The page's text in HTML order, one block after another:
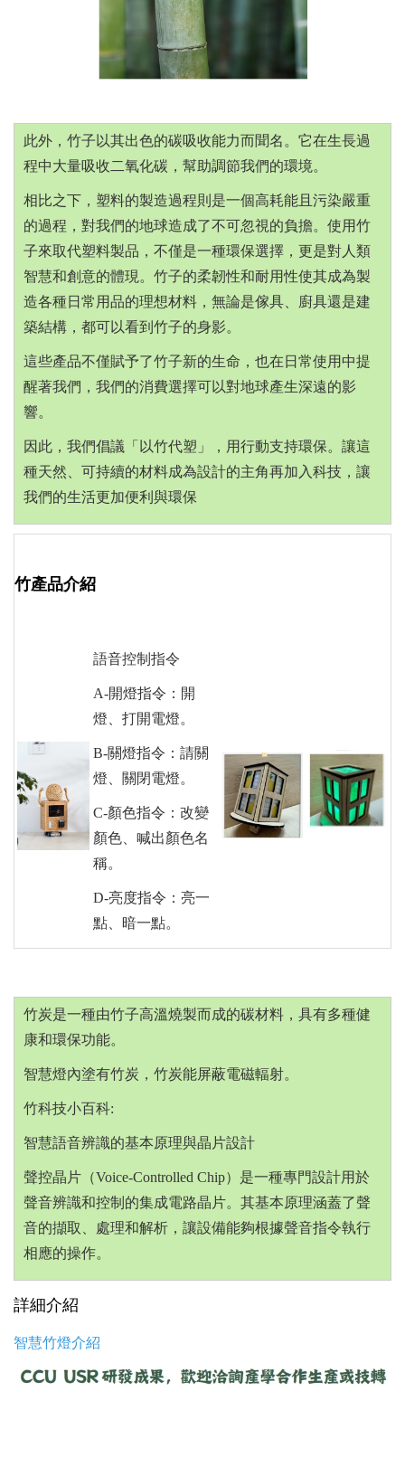
此外，竹子以其出色的碳吸收能力而聞名。它在生長過
程中大量吸收二氧化碳，幫助調節我們的環境。
相比之下，塑料的製造過程則是一個高耗能且污染嚴重
的過程，對我們的地球造成了不可忽視的負擔。 使用竹
子來取代塑料製品，不僅是一種環保選擇，更是對人類
智慧和創意的體現。竹子的柔韌性和耐用性使其成為製
造各種日常用品的理想材料，無論是傢具、廚具還是建
築結構，都可以看到竹子的身影。
這些產品不僅賦予了竹子新的生命，也在日常使用中提
醒著我們，我們的消費選擇可以對地球產生深遠的影
響。
因此，我們倡議「以竹代塑」，用行動支持環保。讓這
種天然、可持續的材料成為設計的主角再加入科技，讓
我們的生活更加便利與環保
竹產品介紹
語音控制指令
A-開燈指令：開
燈、打開電燈。
B-關燈指令：請關
燈、關閉電燈。
C-顏色指令：改變
顏色、喊出顏色名
稱。
D-亮度指令：亮一
點、暗一點。
竹炭是一種由竹子高溫燒製而成的碳材料，具有多種健
康和環保功能。
智慧燈內塗有竹炭，竹炭能屏蔽電磁輻射。
竹科技小百科:
智慧語音辨識的基本原理與晶片設計
聲控晶片（Voice-Controlled Chip）是一種專門設計用於
聲音辨識和控制的集成電路晶片。其基本原理涵蓋了聲
音的擷取、處理和解析，讓設備能夠根據聲音指令執行
相應的操作。
詳細介紹
智慧竹燈介紹